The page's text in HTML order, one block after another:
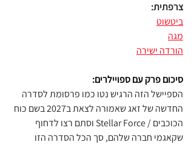
צרפתית:
ביטשוט
מגה
הורדה ישירה
סיכום פרק עם ספויילרים:
הספיישל הזה הרגיש נטו כמו פרסומת לסדרה
החדשה של זאג שאמורה לצאת ב2027 בשם כוח
הכוכבים / Stellar Force וסתם רצו לדחוף
שקאגמי חברה שלהם, סך הכל הסדרה הזו